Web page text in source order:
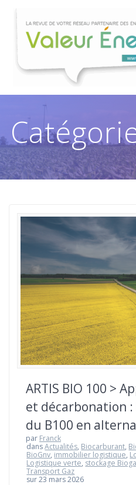
ARTIS BIO 100 >
et décarbonation
du B100 en
par Franck
dansActualités, Biocarburant,
BioGnv, immobilier logistique,
Logistique verte, stockage
Transport Gaz
sur 23 mars 2026